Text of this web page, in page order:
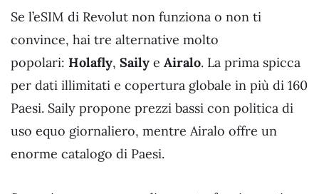
Se l’eSIM di Revolut non funziona o non ti
convince, hai tre alternative molto
popolari: Holafly, Saily e Airalo. La prima spicca
per dati illimitati e copertura globale in più di 160
Paesi. Saily propone prezzi bassi con politica di
uso equo giornaliero, mentre Airalo offre un
enorme catalogo di Paesi.